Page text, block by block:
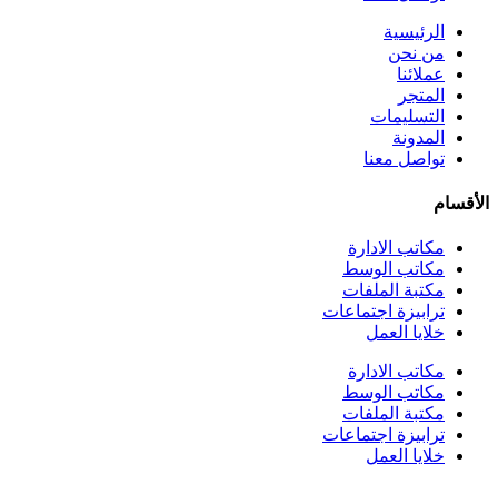
الرئيسية
من نحن
عملائنا
المتجر
التسليمات
المدونة
تواصل معنا
الأقسام
مكاتب الادارة
مكاتب الوسط
مكتبة الملفات
ترابيزة اجتماعات
خلايا العمل
مكاتب الادارة
مكاتب الوسط
مكتبة الملفات
ترابيزة اجتماعات
خلايا العمل